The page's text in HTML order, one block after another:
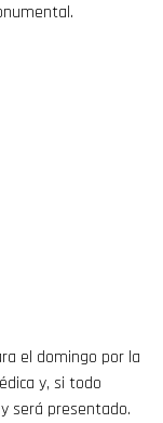
el domingo por la
y, si todo
será presentado.